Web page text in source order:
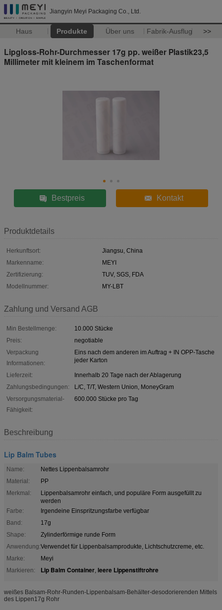
Jiangyin Meyi Packaging Co., Ltd.
Haus Produkte Über uns Fabrik-Ausflug >>
Lipgloss-Rohr-Durchmesser 17g pp. weißer Plastik23,5
Millimeter mit kleinem im Taschenformat
Bestpreis Kontakt
Produktdetails
Herkunftsort:
Jiangsu, China
Markenname:
MEYI
Zertifizierung:
TUV, SGS, FDA
Modellnummer:
MY-LBT
Zahlung und Versand AGB
Min Bestellmenge:
10.000 Stücke
Preis:
negotiable
Verpackung
Informationen:
Eins nach dem anderen im Auftrag + IN OPP-Tasche
jeder Karton
Lieferzeit:
Innerhalb 20 Tage nach der Ablagerung
Zahlungsbedingungen:
L/C, T/T, Western Union, MoneyGram
Versorgungsmaterial-
Fähigkeit:
600.000 Stücke pro Tag
Beschreibung
Lip Balm Tubes
Name:
Nettes Lippenbalsamrohr
Material:
PP
Merkmal:
Lippenbalsamrohr einfach, und populäre Form ausgefüllt zu
werden
Farbe:
Irgendeine Einspritzungsfarbe verfügbar
Band:
17g
Shape:
Zylinderförmige runde Form
Anwendung:Verwendet für Lippenbalsamprodukte, Lichtschutzcreme, etc.
Marke:
Meyi
Markieren:
Lip Balm Container, leere Lippenstiftrohre
weißes Balsam-Rohr-Runden-Lippenbalsam-Behälter-desodorierenden Mittels
des Lippen17g Rohr